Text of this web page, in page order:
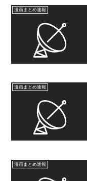
漫画まとめ速報
漫画まとめ速報
漫画まとめ速報